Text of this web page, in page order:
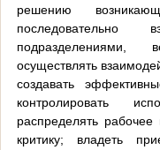
решению
последовательно
подразделениями,
осуществлять
создавать
контролировать
распределять рабочее
критику; владеть